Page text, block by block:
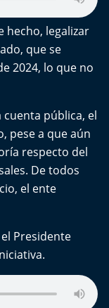
hecho, legalizar
que se
2024, lo que no
cuenta pública, el
pese a que aún
respecto del
De todos
el ente
Presidente